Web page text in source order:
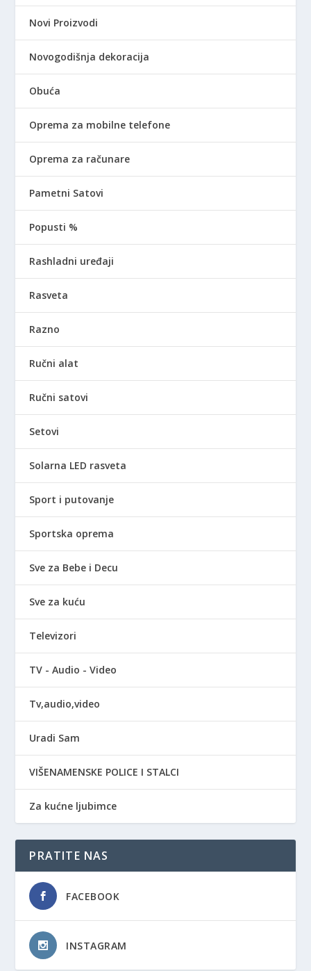
Novi Proizvodi
Novogodišnja dekoracija
Obuća
Oprema za mobilne telefone
Oprema za računare
Pametni Satovi
Popusti %
Rashladni uređaji
Rasveta
Razno
Ručni alat
Ručni satovi
Setovi
Solarna LED rasveta
Sport i putovanje
Sportska oprema
Sve za Bebe i Decu
Sve za kuću
Televizori
TV - Audio - Video
Tv,audio,video
Uradi Sam
VIŠENAMENSKE POLICE I STALCI
Za kućne ljubimce
PRATITE NAS
FACEBOOK
INSTAGRAM